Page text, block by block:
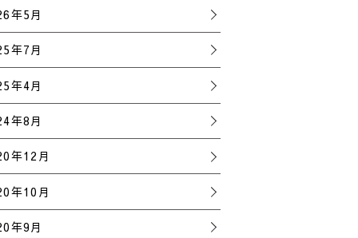
年5月
年7月
年4月
年8月
年12月
年10月
年9月